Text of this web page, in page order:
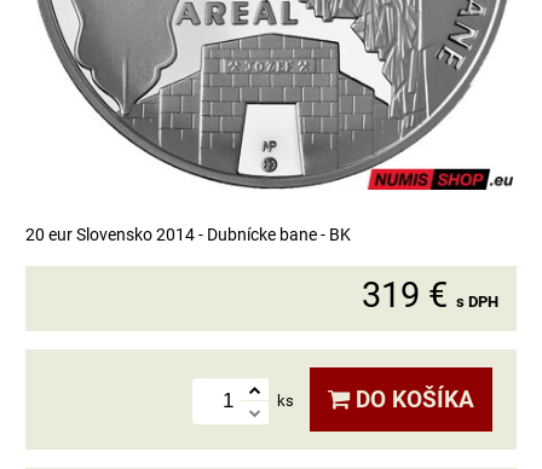
20 eur Slovensko 2014 - Dubnícke bane - BK
319 € s DPH
ks DO KOŠÍKA